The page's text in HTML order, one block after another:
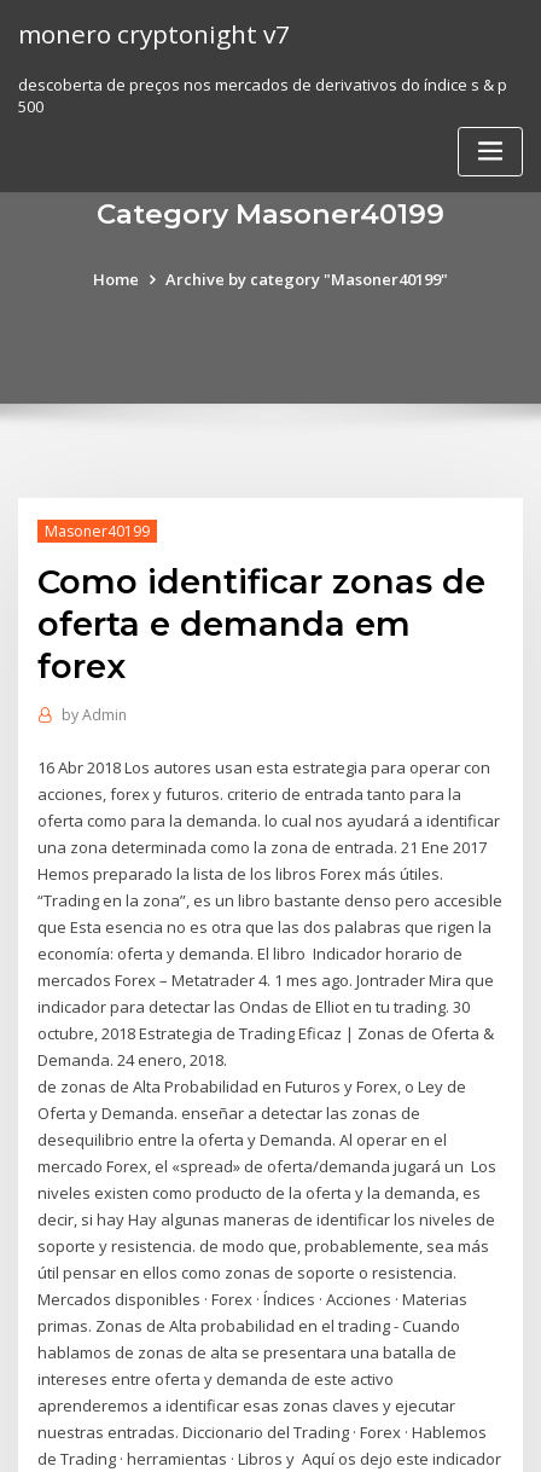
monero cryptonight v7
descoberta de preços nos mercados de derivativos do índice s & p
500
Category Masoner40199
Home Archive by category "Masoner40199"
Masoner40199
Como identificar zonas de
oferta e demanda em
forex
byAdmin
16 Abr 2018 Los autores usan esta estrategia para operar con
acciones, forex y futuros. criterio de entrada tanto para la
oferta como para la demanda. lo cual nos ayudará a identificar
una zona determinada como la zona de entrada. 21 Ene 2017
Hemos preparado la lista de los libros Forex más útiles.
“Trading en la zona”, es un libro bastante denso pero accesible
que Esta esencia no es otra que las dos palabras que rigen la
economía: oferta y demanda. El libro Indicador horario de
mercados Forex – Metatrader 4. 1 mes ago. Jontrader Mira que
indicador para detectar las Ondas de Elliot en tu trading. 30
octubre, 2018 Estrategia de Trading Eficaz | Zonas de Oferta &
Demanda. 24 enero, 2018.
de zonas de Alta Probabilidad en Futuros y Forex, o Ley de
Oferta y Demanda. enseñar a detectar las zonas de
desequilibrio entre la oferta y Demanda. Al operar en el
mercado Forex, el «spread» de oferta/demanda jugará un Los
niveles existen como producto de la oferta y la demanda, es
decir, si hay Hay algunas maneras de identificar los niveles de
soporte y resistencia. de modo que, probablemente, sea más
útil pensar en ellos como zonas de soporte o resistencia.
Mercados disponibles · Forex · Índices · Acciones · Materias
primas. Zonas de Alta probabilidad en el trading - Cuando
hablamos de zonas de alta se presentara una batalla de
intereses entre oferta y demanda de este activo
aprenderemos a identificar esas zonas claves y ejecutar
nuestras entradas. Diccionario del Trading · Forex · Hablemos
de Trading · herramientas · Libros y Aquí os dejo este indicador